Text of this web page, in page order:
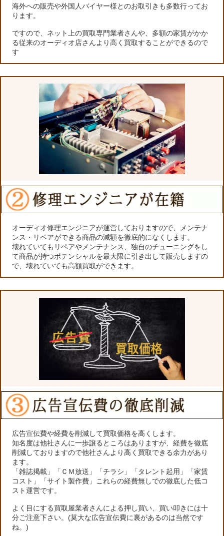
海外への販売や外国人バイヤー様とのお取引きも多数行ってお
ります。
ですので、ネット上の買取専門業者さんや、多額の家賃がかか
る従来のオーディオ店さんより高く買取することができるので
す
オーディオ修理エンジニアが運営しておりますので、メンテナ
ンス・リペアができる商品の減額を徹底的になくします。
壊れていてもリペアやメンテナンス、独自のチューニングをし
て商品が持つポテンシャルを最大限に引き出して販売しますの
で、壊れていても高額買取ができます。
広告宣伝費や経費を削減して買取価格を高くします。
知名度は他社さんに一歩譲るところはありますが、経費を徹底
削減しておりますので他社さんより高く買取できる余力があり
ます。
「雑誌掲載」「ＣＭ放送」「チラシ」「タレント起用」「家賃
コスト」「サイト製作費」これらの経費無しでの徹底した低コ
スト運営です。
よく目にする買取屋業者さんによる押し買い、買い叩きには十
分ご注意下さい。(莫大な広告宣伝費に裏があるのは当然です
ね。)